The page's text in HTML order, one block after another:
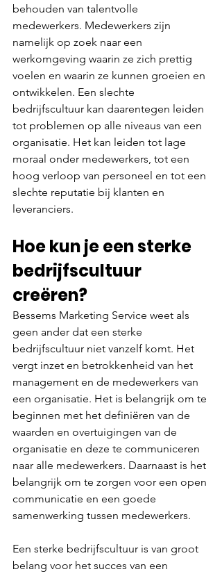
behouden van talentvolle
medewerkers. Medewerkers zijn
namelijk op zoek naar een
werkomgeving waarin ze zich prettig
voelen en waarin ze kunnen groeien en
ontwikkelen. Een slechte
bedrijfscultuur kan daarentegen leiden
tot problemen op alle niveaus van een
organisatie. Het kan leiden tot lage
moraal onder medewerkers, tot een
hoog verloop van personeel en tot een
slechte reputatie bij klanten en
leveranciers.
Hoe kun je een sterke
bedrijfscultuur
creëren?
Bessems Marketing Service weet als
geen ander dat een sterke
bedrijfscultuur niet vanzelf komt. Het
vergt inzet en betrokkenheid van het
management en de medewerkers van
een organisatie. Het is belangrijk om te
beginnen met het definiëren van de
waarden en overtuigingen van de
organisatie en deze te communiceren
naar alle medewerkers. Daarnaast is het
belangrijk om te zorgen voor een open
communicatie en een goede
samenwerking tussen medewerkers.
Een sterke bedrijfscultuur is van groot
belang voor het succes van een